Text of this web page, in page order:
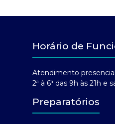
Horário de
Atendimento
2ª à 6ª das 9h às 21h e
Preparatórios